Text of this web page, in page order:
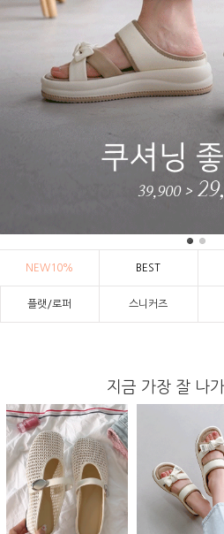
NEW10% BEST
플랫/로퍼 스니커즈
지금 가장 잘 나